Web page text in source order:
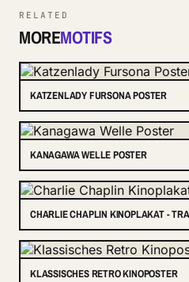
RELATED
MOREMOTIFS
KATZENLADY FURSONA POSTER
KANAGAWA WELLE POSTER
CHARLIE CHAPLIN KINOPLAKAT -
KLASSISCHES RETRO KINOPOSTER